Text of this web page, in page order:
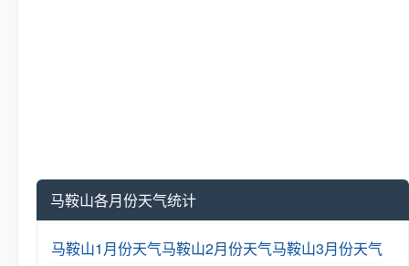
马鞍山各月份天气统计
马鞍山1月份天气马鞍山2月份天气马鞍山3月份天气